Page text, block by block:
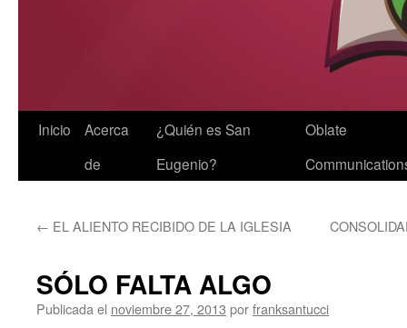
Saltar
Inicio
Acerca
de
¿Quién es San
Eugenio?
Oblate
← EL ALIENTO RECIBIDO DE LA IGLESIA
SÓLO FALTA ALGO
Publicada el noviembre 27, 2013 porfranksantucci